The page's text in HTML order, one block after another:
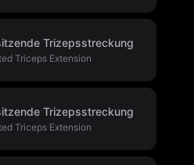
Trizepsstreckung
Triceps Extension
Trizepsstreckung
Triceps Extension